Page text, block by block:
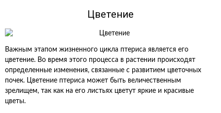
Цветение
Важным этапом жизненного цикла птериса является его
цветение. Во время этого процесса в растении происходят
определенные изменения, связанные с развитием цветочных
почек. Цветение птериса может быть величественным
зрелищем, так как на его листьях цветут яркие и красивые
цветы.